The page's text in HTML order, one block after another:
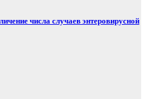
числа случаев энтеровирусной